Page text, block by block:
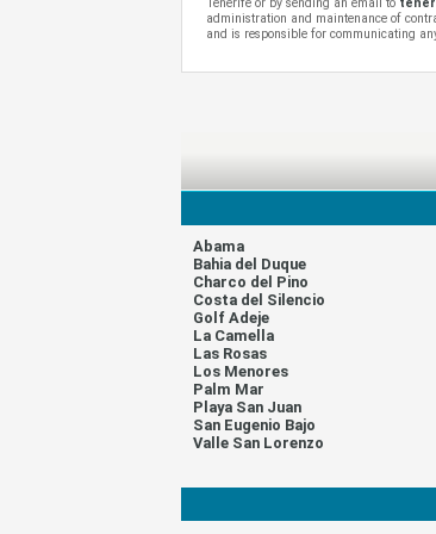
administration and maintenance of
and is responsible for communicating
Abama
Bahia del Duque
Charco del Pino
Costa del Silencio
Golf Adeje
La Camella
Las Rosas
Los Menores
Palm Mar
Playa San Juan
San Eugenio Bajo
Valle San Lorenzo